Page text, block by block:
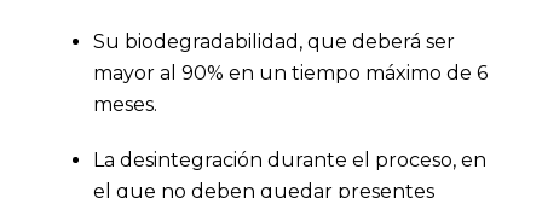
Su biodegradabilidad, que deberá ser
mayor al 90% en un tiempo máximo de 6
meses.
La desintegración durante el proceso, en
el que no deben quedar presentes